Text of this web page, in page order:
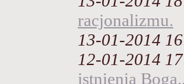
racjonalizmu.
13-01-2014
12-01-2014
istnienia